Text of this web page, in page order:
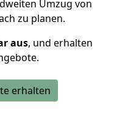
Umzug von
zu planen.
aus, und erhalten
erhalten